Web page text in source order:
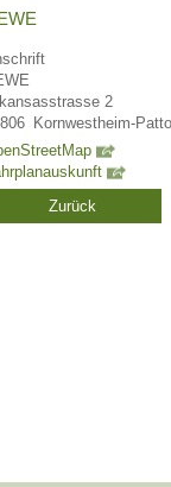
2
Kornwestheim-
Zurück